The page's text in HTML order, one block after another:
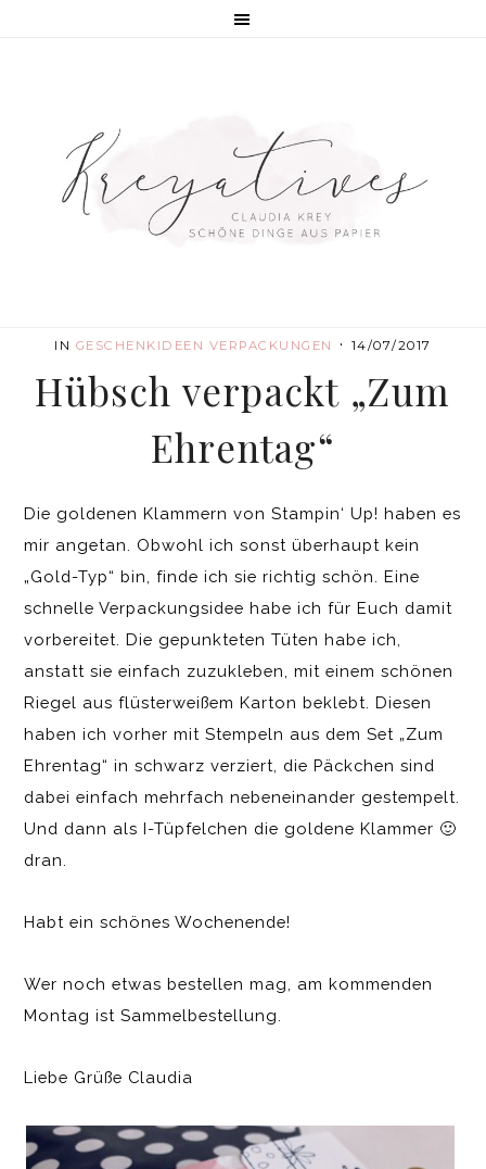
IN GESCHENKIDEEN VERPACKUNGEN · 14/07/2017
Hübsch verpackt „Zum
Ehrentag“
Die goldenen Klammern von Stampin‘ Up! haben es
mir angetan. Obwohl ich sonst überhaupt kein
„Gold-Typ“ bin, finde ich sie richtig schön. Eine
schnelle Verpackungsidee habe ich für Euch damit
vorbereitet. Die gepunkteten Tüten habe ich,
anstatt sie einfach zuzukleben, mit einem schönen
Riegel aus flüsterweißem Karton beklebt. Diesen
haben ich vorher mit Stempeln aus dem Set „Zum
Ehrentag“ in schwarz verziert, die Päckchen sind
dabei einfach mehrfach nebeneinander gestempelt.
Und dann als I-Tüpfelchen die goldene Klammer 🙂
dran.
Habt ein schönes Wochenende!
Wer noch etwas bestellen mag, am kommenden
Montag ist Sammelbestellung.
Liebe Grüße Claudia